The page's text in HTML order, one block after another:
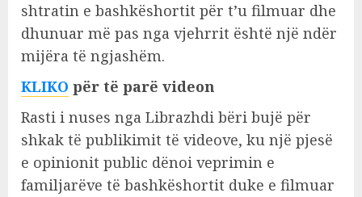
shtratin e bashkëshortit për t’u filmuar dhe
dhunuar më pas nga vjehrrit është një ndër
mijëra të ngjashëm.
KLIKO për të parë videon
Rasti i nuses nga Librazhdi bëri bujë për
shkak të publikimit të videove, ku një pjesë
e opinionit public dënoi veprimin e
familjarëve të bashkëshortit duke e filmuar